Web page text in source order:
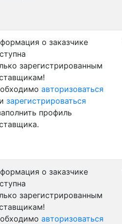
о заказчике
зарегистрированным
авторизоваться
зарегистрироваться
профиль
о заказчике
зарегистрированным
авторизоваться